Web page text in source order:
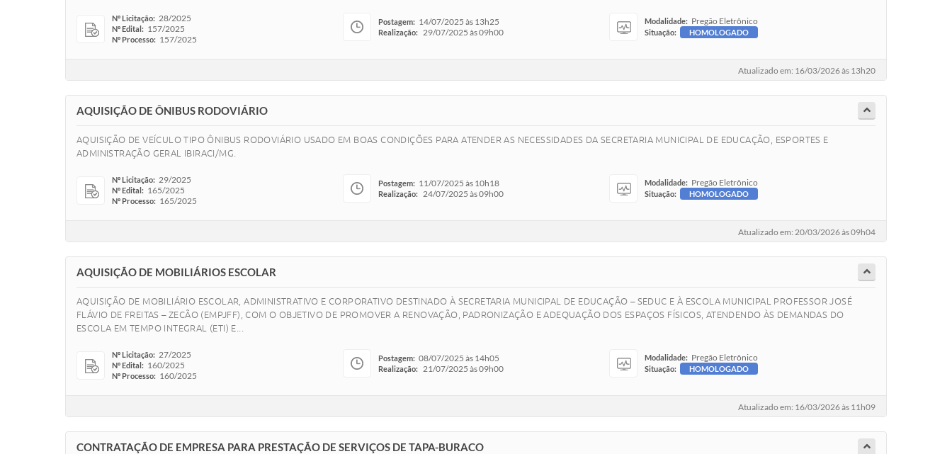
Nº Licitação: 28/2025
Nº Edital: 157/2025
Nº Processo: 157/2025
Postagem: 14/07/2025 às 13h25
Realização: 29/07/2025 às 09h00
Modalidade: Pregão Eletrônico
Situação: HOMOLOGADO
Atualizado em: 16/03/2026 às 13h20
AQUISIÇÃO DE ÔNIBUS RODOVIÁRIO
AQUISIÇÃO DE VEÍCULO TIPO ÔNIBUS RODOVIÁRIO USADO EM BOAS CONDIÇÕES PARA ATENDER AS NECESSIDADES DA SECRETARIA MUNICIPAL DE EDUCAÇÃO, ESPORTES E
ADMINISTRAÇÃO GERAL IBIRACI/MG.
Nº Licitação: 29/2025
Nº Edital: 165/2025
Nº Processo: 165/2025
Postagem: 11/07/2025 às 10h18
Realização: 24/07/2025 às 09h00
Modalidade: Pregão Eletrônico
Situação: HOMOLOGADO
Atualizado em: 20/03/2026 às 09h04
AQUISIÇÃO DE MOBILIÁRIOS ESCOLAR
AQUISIÇÃO DE MOBILIÁRIO ESCOLAR, ADMINISTRATIVO E CORPORATIVO DESTINADO À SECRETARIA MUNICIPAL DE EDUCAÇÃO – SEDUC E À ESCOLA MUNICIPAL PROFESSOR JOSÉ
FLÁVIO DE FREITAS – ZECÃO (EMPJFF), COM O OBJETIVO DE PROMOVER A RENOVAÇÃO, PADRONIZAÇÃO E ADEQUAÇÃO DOS ESPAÇOS FÍSICOS, ATENDENDO ÀS DEMANDAS DO
ESCOLA EM TEMPO INTEGRAL (ETI) E...
Nº Licitação: 27/2025
Nº Edital: 160/2025
Nº Processo: 160/2025
Postagem: 08/07/2025 às 14h05
Realização: 21/07/2025 às 09h00
Modalidade: Pregão Eletrônico
Situação: HOMOLOGADO
Atualizado em: 16/03/2026 às 11h09
CONTRATAÇÃO DE EMPRESA PARA PRESTAÇÃO DE SERVIÇOS DE TAPA-BURACO